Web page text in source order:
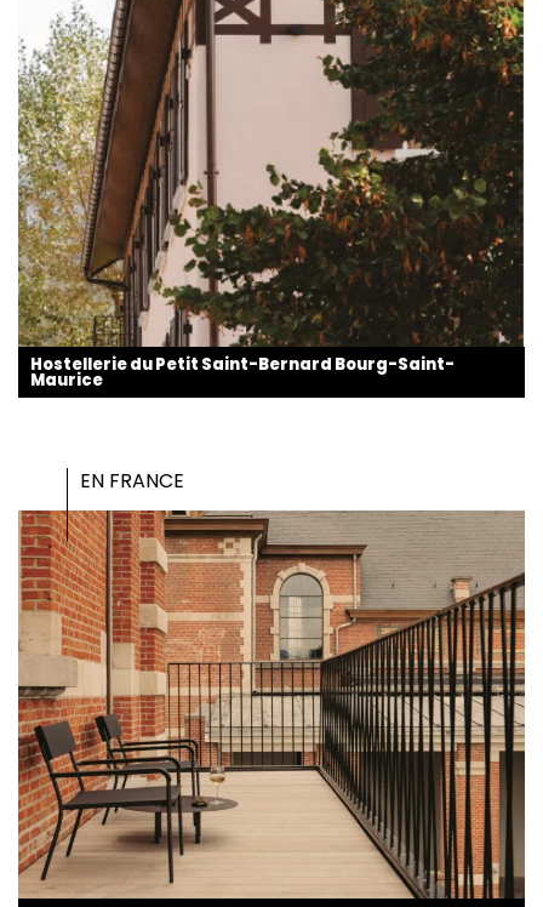
Hostellerie du Petit Saint-Bernard Bourg-Saint-
Maurice
EN FRANCE